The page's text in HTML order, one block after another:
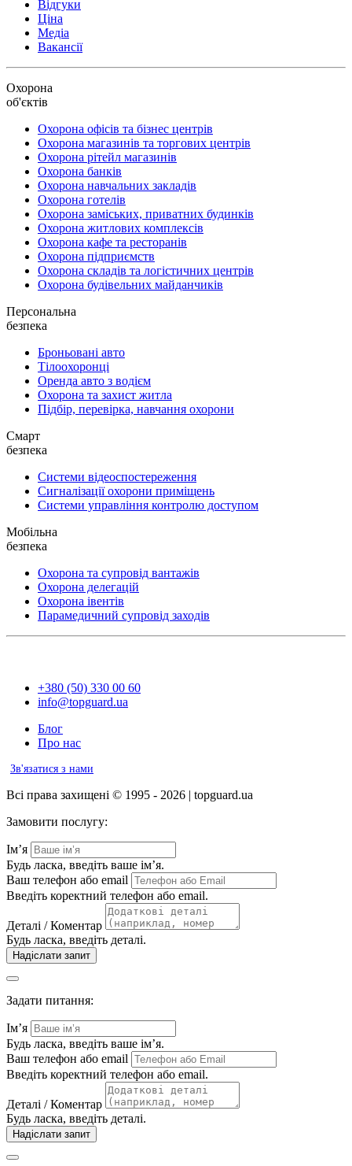
Відгуки
Ціна
Медіа
Вакансії
Охорона
об'єктів
Охорона офісів та бізнес центрів
Охорона магазинів та торгових центрів
Охорона рітейл магазинів
Охорона банків
Охорона навчальних закладів
Охорона готелів
Охорона заміських, приватних будинків
Охорона житлових комплексів
Охорона кафе та ресторанів
Охорона підприємств
Охорона складів та логістичних центрів
Охорона будівельних майданчиків
Персональна
безпека
Броньовані авто
Тілоохоронці
Оренда авто з водієм
Охорона та захист житла
Підбір, перевірка, навчання охорони
Смарт
безпека
Системи відеоспостереження
Сигналізації охорони приміщень
Системи управління контролю доступом
Мобільна
безпека
Охорона та супровід вантажів
Охорона делегацій
Охорона івентів
Парамедичний супровід заходів
+380 (50) 330 00 60
info@topguard.ua
Блог
Про нас
Зв'язатися з нами
Всі права захищені © 1995 - 2026 | topguard.ua
Замовити послугу:
Ім’я
Будь ласка, введіть ваше ім’я.
Ваш телефон або email
Введіть коректний телефон або email.
Деталі / Коментар
Будь ласка, введіть деталі.
Надіслати запит
Задати питання:
Ім’я
Будь ласка, введіть ваше ім’я.
Ваш телефон або email
Введіть коректний телефон або email.
Деталі / Коментар
Будь ласка, введіть деталі.
Надіслати запит